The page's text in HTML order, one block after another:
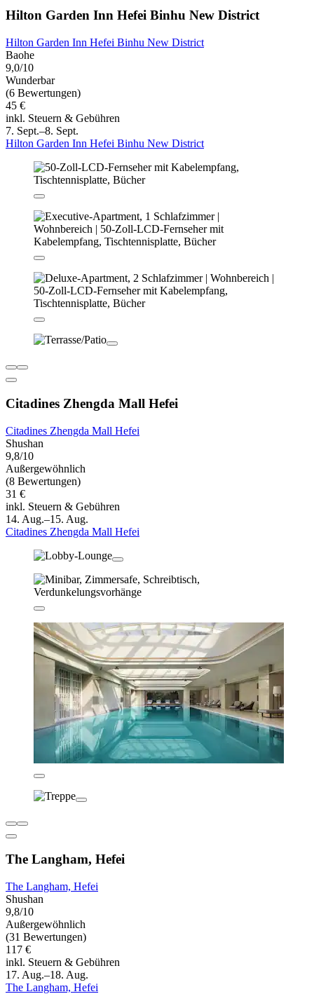
Hilton Garden Inn Hefei Binhu New District
Hilton Garden Inn Hefei Binhu New District
Baohe
9,0/10
Wunderbar
(6 Bewertungen)
45 €
inkl. Steuern & Gebühren
7. Sept.–8. Sept.
Hilton Garden Inn Hefei Binhu New District
Citadines Zhengda Mall Hefei
Citadines Zhengda Mall Hefei
Shushan
9,8/10
Außergewöhnlich
(8 Bewertungen)
31 €
inkl. Steuern & Gebühren
14. Aug.–15. Aug.
Citadines Zhengda Mall Hefei
The Langham, Hefei
The Langham, Hefei
Shushan
9,8/10
Außergewöhnlich
(31 Bewertungen)
117 €
inkl. Steuern & Gebühren
17. Aug.–18. Aug.
The Langham, Hefei